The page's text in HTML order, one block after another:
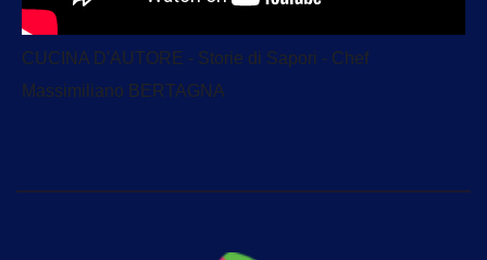
CUCINA D'AUTORE - Storie di Sapori - Chef
Massimiliano BERTAGNA